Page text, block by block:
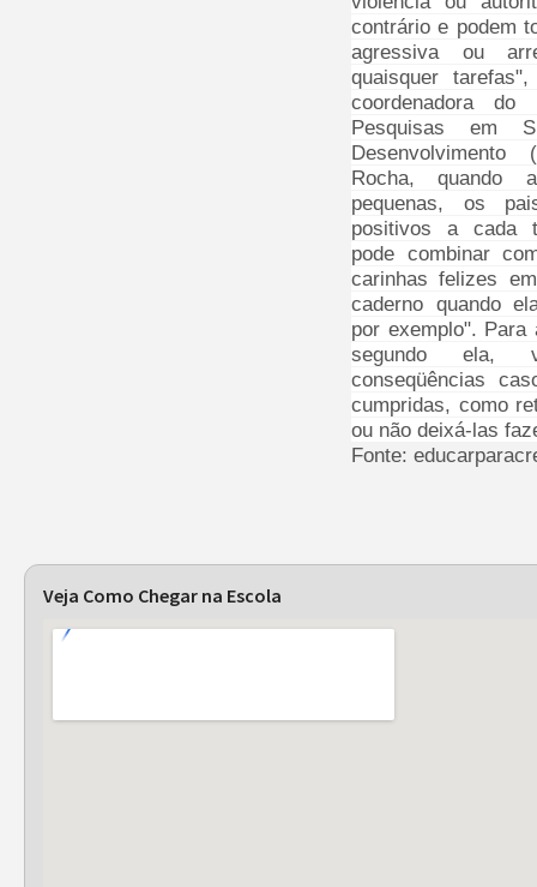
contrário e podem
agressiva ou
quaisquer
coordenadora
Pesquisas em
Rocha, quando
pequenas, os
positivos a cada
pode combinar
carinhas felizes
caderno quando
por exemplo".
segundo ela,
conseqüências
cumpridas, como
ou não deixá-las
Fonte:
Veja Como Chegar na Escola